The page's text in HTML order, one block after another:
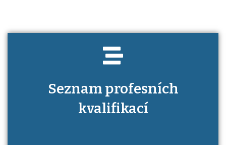
Seznam profesních
kvalifikací